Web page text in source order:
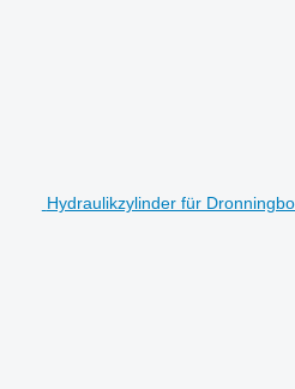
Hydraulikzylinder für